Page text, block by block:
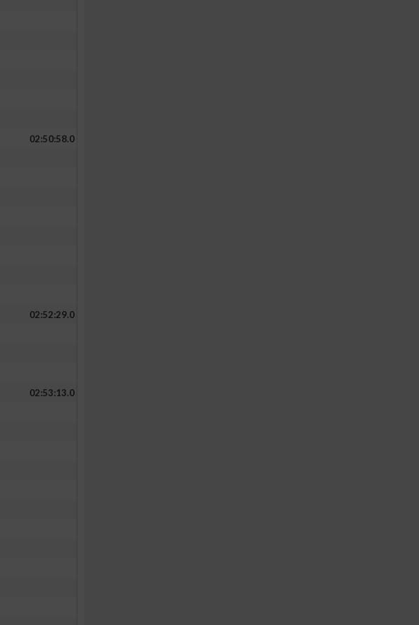
02:50:58.0
02:52:29.0
02:53:13.0